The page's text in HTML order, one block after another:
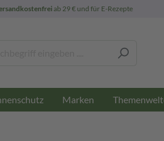
ab 29 € und für E-Rezepte
Marken